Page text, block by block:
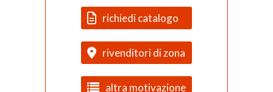
richiedi catalogo
rivenditori di zona
altra motivazione